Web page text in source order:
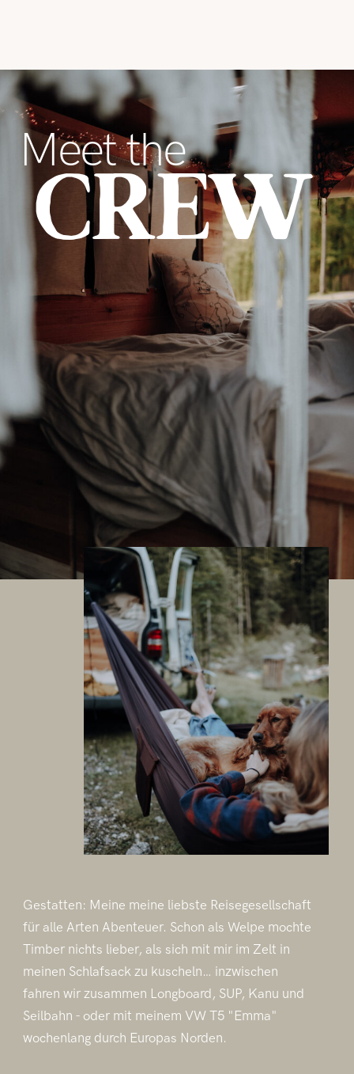
Meet the
CREW
Gestatten: Meine meine liebste Reisegesellschaft
für alle Arten Abenteuer. Schon als Welpe mochte
Timber nichts lieber, als sich mit mir im Zelt in
meinen Schlafsack zu kuscheln… inzwischen
fahren wir zusammen Longboard, SUP, Kanu und
Seilbahn - oder mit meinem VW T5 "Emma"
wochenlang durch Europas Norden.